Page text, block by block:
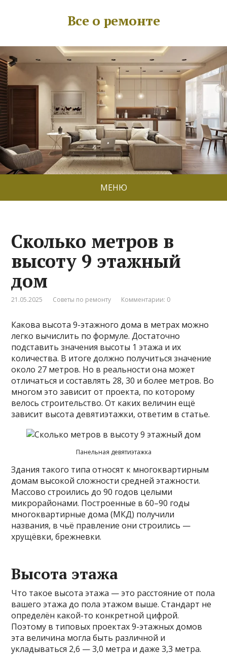
Все о ремонте
МЕНЮ
Сколько метров в
высоту 9 этажный
дом
21.05.2025 Советы по ремонту Комментарии: 0
Какова высота 9-этажного дома в метрах можно
легко вычислить по формуле. Достаточно
подставить значения высоты 1 этажа и их
количества. В итоге должно получиться значение
около 27 метров. Но в реальности она может
отличаться и составлять 28, 30 и более метров. Во
многом это зависит от проекта, по которому
велось строительство. От каких величин ещё
зависит высота девятиэтажки, ответим в статье.
Панельная девятиэтажка
Здания такого типа относят к многоквартирным
домам высокой сложности средней этажности.
Массово строились до 90 годов целыми
микрорайонами. Построенные в 60–90 годы
многоквартирные дома (МКД) получили
названия, в чьё правление они строились —
хрущёвки, брежневки.
Высота этажа
Что такое высота этажа — это расстояние от пола
вашего этажа до пола этажом выше. Стандарт не
определён какой-то конкретной цифрой.
Поэтому в типовых проектах 9-этажных домов
эта величина могла быть различной и
укладываться 2,6 — 3,0 метра и даже 3,3 метра.